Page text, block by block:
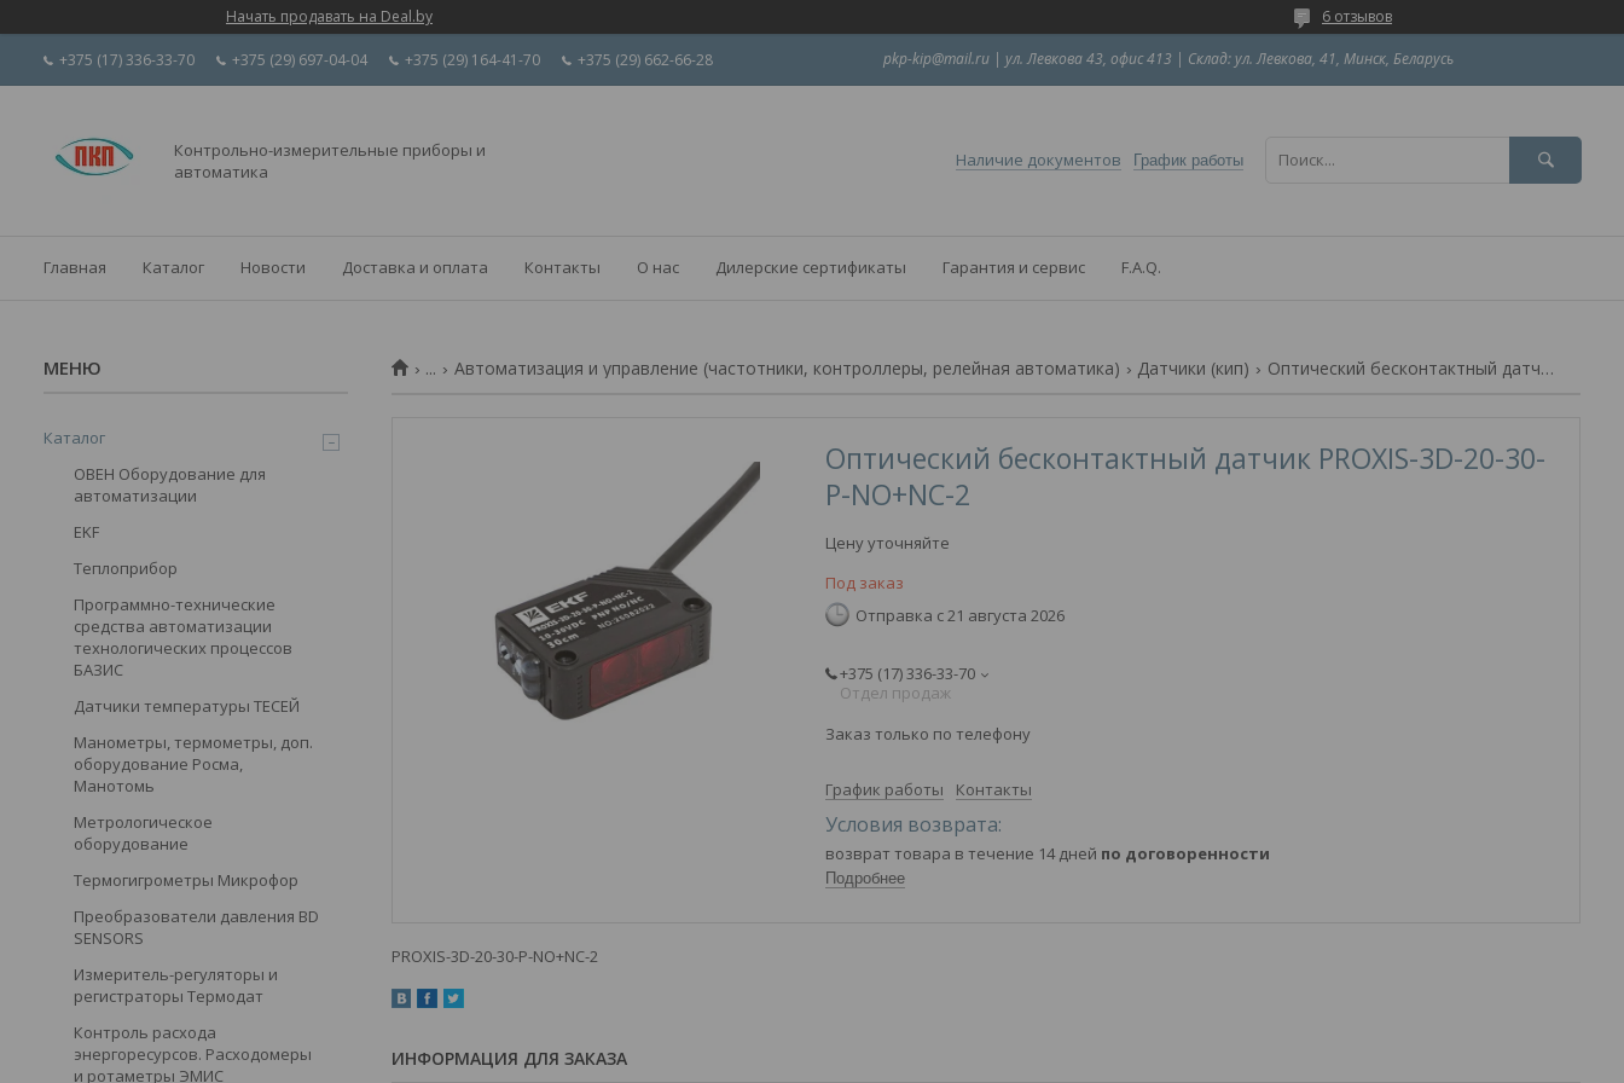
Начать продавать на Deal.by 6 отзывов
+375 (17) 336-33-70 +375 (29) 697-04-04 +375 (29) 164-41-70 +375 (29) 662-66-28 pkp-kip@mail.ru | ул. Левкова 43, офис 413 | Склад: ул. Левкова, 41, Минск, Беларусь
Контрольно-измерительные приборы и
автоматика
Наличие документов График работы
Главная Каталог Новости Доставка и оплата Контакты О нас Дилерские сертификаты Гарантия и сервис F.A.Q.
... Автоматизация и управление (частотники, контроллеры, релейная автоматика) Датчики (кип) Оптический бесконтактный датчик proxis-3d-20-30-p-no+nc-2
Оптический бесконтактный датчик PROXIS-3D-20-30-
P-NO+NC-2
Цену уточняйте
Под заказ
Отправка с 21 августа 2026
+375 (17) 336-33-70
Отдел продаж
Заказ только по телефону
График работы Контакты
возврат товара в течение 14 дней по договоренности
Подробнее
PROXIS-3D-20-30-P-NO+NC-2
ИНФОРМАЦИЯ ДЛЯ ЗАКАЗА
Каталог
ОВЕН Оборудование для
автоматизации
EKF
Теплоприбор
Программно-технические
средства автоматизации
технологических процессов
БАЗИС
Датчики температуры ТЕСЕЙ
Манометры, термометры, доп.
оборудование Росма,
Манотомь
Метрологическое
оборудование
Термогигрометры Микрофор
Преобразователи давления BD
SENSORS
Измеритель-регуляторы и
регистраторы Термодат
Контроль расхода
энергоресурсов. Расходомеры
и ротаметры ЭМИС